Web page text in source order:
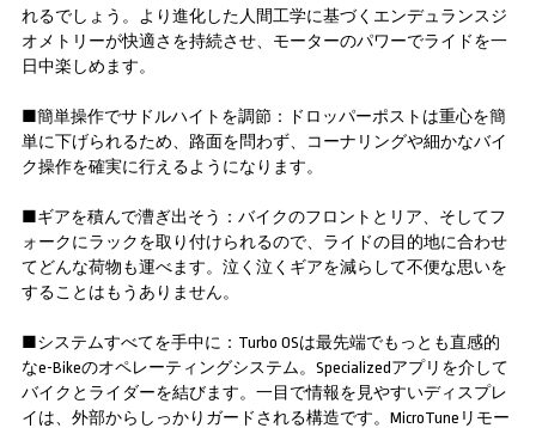
れるでしょう。より進化した人間工学に基づくエンデュランスジ
オメトリーが快適さを持続させ、モーターのパワーでライドを一
日中楽しめます。
■簡単操作でサドルハイトを調節：ドロッパーポストは重心を簡
単に下げられるため、路面を問わず、コーナリングや細かなバイ
ク操作を確実に行えるようになります。
■ギアを積んで漕ぎ出そう：バイクのフロントとリア、そしてフ
ォークにラックを取り付けられるので、ライドの目的地に合わせ
てどんな荷物も運べます。泣く泣くギアを減らして不便な思いを
することはもうありません。
■システムすべてを手中に：Turbo OSは最先端でもっとも直感的
なe-Bikeのオペレーティングシステム。Specializedアプリを介して
バイクとライダーを結びます。一目で情報を見やすいディスプレ
イは、外部からしっかりガードされる構造です。MicroTuneリモー